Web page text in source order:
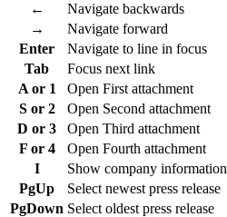
←
Navigate backwards
→
Navigate forward
Enter
Navigate to line in focus
Tab
Focus next link
A or 1
Open First attachment
S or 2
Open Second attachment
D or 3
Open Third attachment
F or 4
Open Fourth attachment
I
Show company information
PgUp
Select newest press release
PgDown Select oldest press release